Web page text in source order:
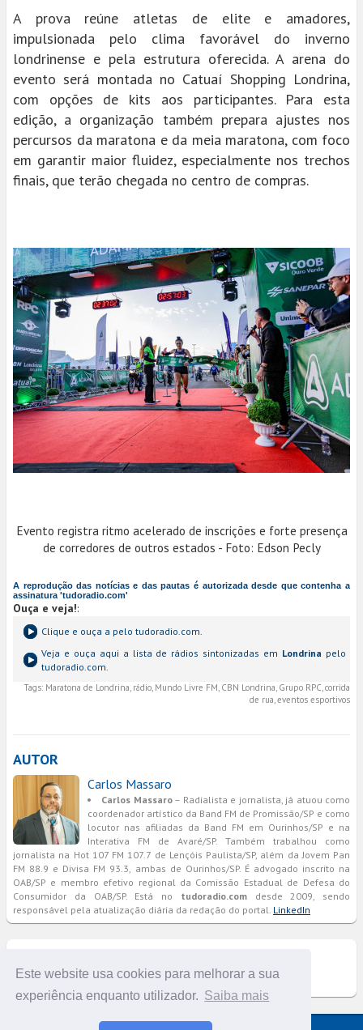
Este website usa cookies para melhorar a sua
experiência enquanto utilizador. Saiba mais
A prova reúne atletas de elite e amadores,
impulsionada pelo clima favorável do inverno
londrinense e pela estrutura oferecida. A arena do
evento será montada no Catuaí Shopping Londrina,
com opções de kits aos participantes. Para esta
edição, a organização também prepara ajustes nos
percursos da maratona e da meia maratona, com foco
em garantir maior fluidez, especialmente nos trechos
finais, que terão chegada no centro de compras.
Evento registra ritmo acelerado de inscrições e forte presença
de corredores de outros estados - Foto: Edson Pecly
A reprodução das notícias e das pautas é autorizada desde que contenha a
assinatura 'tudoradio.com'
Ouça e veja!:
Clique e ouça a pelo tudoradio.com.
Veja e ouça aqui a lista de rádios sintonizadas em Londrina pelo
tudoradio.com.
Tags: Maratona de Londrina, rádio, Mundo Livre FM, CBN Londrina, Grupo RPC, corrida
de rua, eventos esportivos
AUTOR
Carlos Massaro
Carlos Massaro– Radialista e jornalista, já atuou como
coordenador artístico da Band FM de Promissão/SP e como
locutor nas afiliadas da Band FM em Ourinhos/SP e na
Interativa FM de Avaré/SP. Também trabalhou como
jornalista na Hot 107 FM 107.7 de Lençóis Paulista/SP, além da Jovem Pan
FM 88.9 e Divisa FM 93.3, ambas de Ourinhos/SP. É advogado inscrito na
OAB/SP e membro efetivo regional da Comissão Estadual de Defesa do
Consumidor da OAB/SP. Está no tudoradio.comdesde 2009, sendo
responsável pela atualização diária da redação do portal. LinkedIn